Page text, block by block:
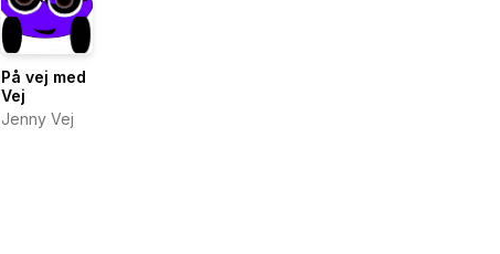
På vej med
Vej
Jenny Vej